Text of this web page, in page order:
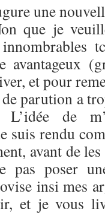
une
que je
avantageux
et pour
parution a
L’idée de
suis rendu
avant de
pas poser
insi mes
et je vous